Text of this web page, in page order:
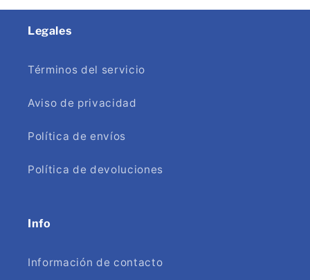
Legales
Términos del servicio
Aviso de privacidad
Política de envíos
Política de devoluciones
Info
Información de contacto